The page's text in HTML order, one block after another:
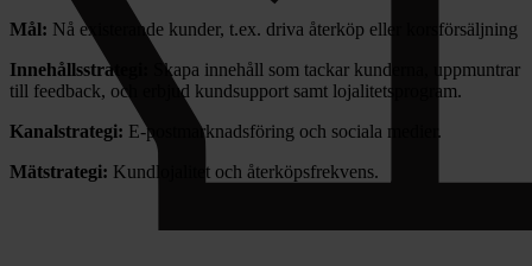
Mål: Nå existerande kunder, t.ex. driva återköp eller korsförsäljning
Innehållsstrategi:
Skapa innehåll som tackar kunderna, uppmuntrar
till feedback, och erbjud kundsupport samt lojalitetsprogram.
Kanalstrategi: E-postmarknadsföring och sociala medier.
Mätstrategi: Kundlojalitet och återköpsfrekvens.